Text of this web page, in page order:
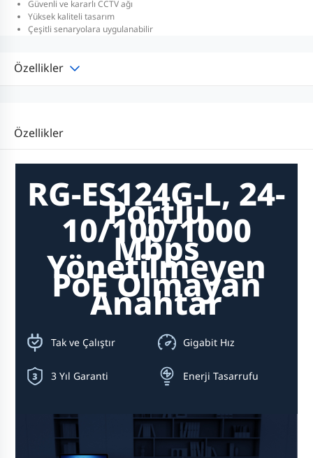
Güvenli ve kararlı CCTV ağı
Yüksek kaliteli tasarım
Çeşitli senaryolara uygulanabilir
Özellikler
Özellikler
RG-ES124G-L, 24-
Portlu
10/100/1000
Mbps
Yönetilmeyen
PoE Olmayan
Anahtar
Tak ve Çalıştır Gigabit Hız
3 Yıl Garanti Enerji Tasarrufu